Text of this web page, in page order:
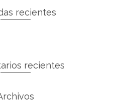
recientes
recientes